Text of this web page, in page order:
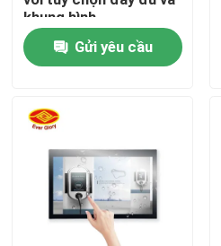
Sản phẩm
Video
Về chúng tôi
Tham quan nhà máy
Kiểm soát chất lượng
khung hình
Gửi yêu cầu